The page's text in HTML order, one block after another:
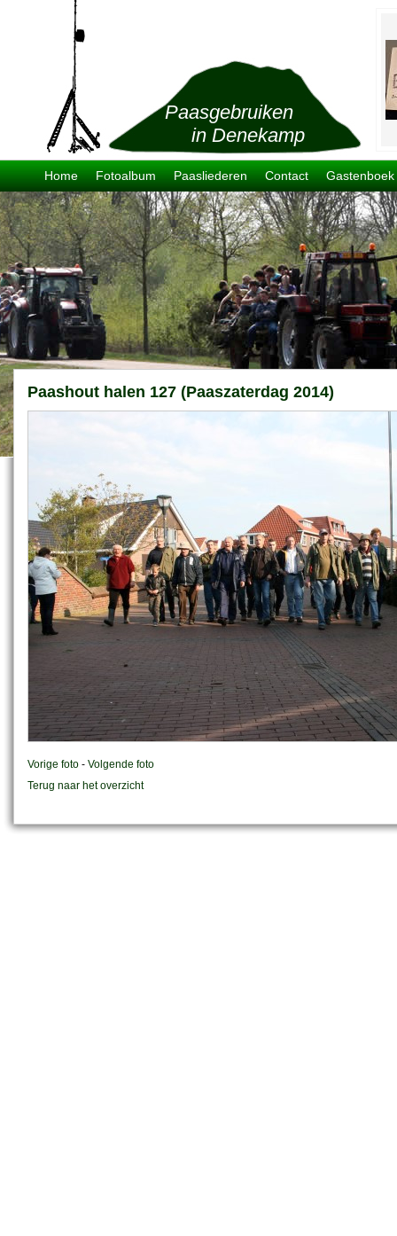
Paasgebruiken
in Denekamp
Home Fotoalbum Paasliederen Contact Gastenboek
Paashout halen 127 (Paaszaterdag 2014)
Vorige foto - Volgende foto
Terug naar het overzicht